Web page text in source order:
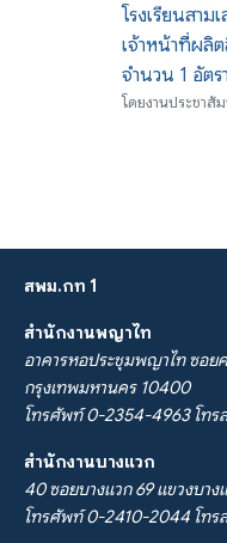
โรงเรียนสาม
เจ้าหน้าที่ผลิ
จำนวน 1 อัต
โดยงานประชาสั
สพม.กท 1
สำนักงานพญาไท
อาคารหอประชุมพญาไท ซอย
กรุงเทพมหานคร 10400
โทรศัพท์ 0-2354-4963 โทร
สำนักงานบางแวก
40 ซอยบางแวก 69 แขวงบา
โทรศัพท์ 0-2410-2044 โทร